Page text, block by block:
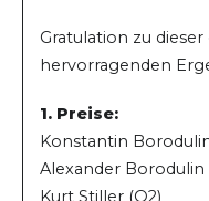
Gratulation zu
hervorragenden
1. Preise:
Konstantin
Alexander Borodulin
Kurt Stiller (Q2)